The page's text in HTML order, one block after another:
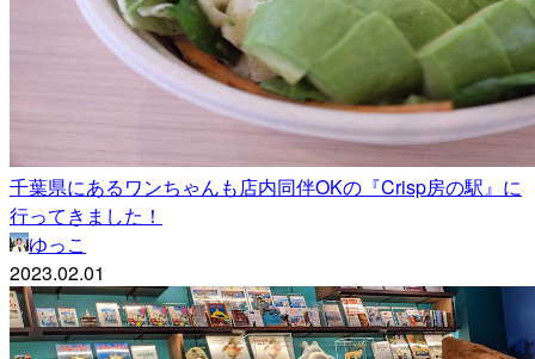
千葉県にあるワンちゃんも店内同伴OKの『Crisp房の駅』に
行ってきました！
ゆっこ
2023.02.01